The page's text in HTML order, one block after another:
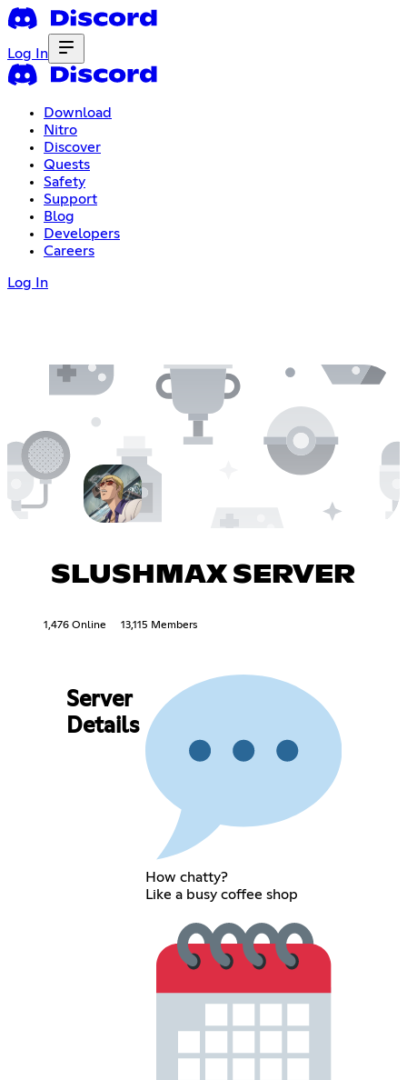
Log In
Download
Nitro
Discover
Quests
Safety
Support
Blog
Developers
Careers
Log In
SLUSHMAX SERVER
1,476 Online 13,115 Members
Server
Details
How chatty?
Like a busy coffee shop